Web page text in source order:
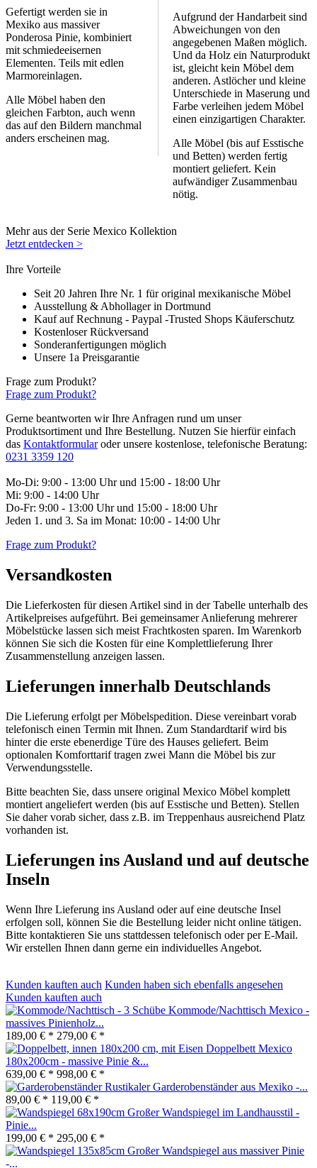
Gefertigt werden sie in
Mexiko aus massiver
Ponderosa Pinie, kombiniert
mit schmiedeeisernen
Elementen. Teils mit edlen
Marmoreinlagen.
Alle Möbel haben den
gleichen Farbton, auch wenn
das auf den Bildern manchmal
anders erscheinen mag.
Aufgrund der Handarbeit sind
Abweichungen von den
angegebenen Maßen möglich.
Und da Holz ein Naturprodukt
ist, gleicht kein Möbel dem
anderen. Astlöcher und kleine
Unterschiede in Maserung und
Farbe verleihen jedem Möbel
einen einzigartigen Charakter.
Alle Möbel (bis auf Esstische
und Betten) werden fertig
montiert geliefert. Kein
aufwändiger Zusammenbau
nötig.
Mehr aus der Serie Mexico Kollektion
Jetzt entdecken >
Ihre Vorteile
Seit 20 Jahren Ihre Nr. 1 für original mexikanische Möbel
Ausstellung & Abhollager in Dortmund
Kauf auf Rechnung - Paypal -Trusted Shops Käuferschutz
Kostenloser Rückversand
Sonderanfertigungen möglich
Unsere 1a Preisgarantie
Frage zum Produkt?
Frage zum Produkt?
Gerne beantworten wir Ihre Anfragen rund um unser
Produktsortiment und Ihre Bestellung. Nutzen Sie hierfür einfach
das Kontaktformularoder unsere kostenlose, telefonische Beratung:
0231 3359 120
Mo-Di: 9:00 - 13:00 Uhr und 15:00 - 18:00 Uhr
Mi: 9:00 - 14:00 Uhr
Do-Fr: 9:00 - 13:00 Uhr und 15:00 - 18:00 Uhr
Jeden 1. und 3. Sa im Monat: 10:00 - 14:00 Uhr
Frage zum Produkt?
Versandkosten
Die Lieferkosten für diesen Artikel sind in der Tabelle unterhalb des
Artikelpreises aufgeführt. Bei gemeinsamer Anlieferung mehrerer
Möbelstücke lassen sich meist Frachtkosten sparen. Im Warenkorb
können Sie sich die Kosten für eine Komplettlieferung Ihrer
Zusammenstellung anzeigen lassen.
Lieferungen innerhalb Deutschlands
Die Lieferung erfolgt per Möbelspedition. Diese vereinbart vorab
telefonisch einen Termin mit Ihnen. Zum Standardtarif wird bis
hinter die erste ebenerdige Türe des Hauses geliefert. Beim
optionalen Komforttarif tragen zwei Mann die Möbel bis zur
Verwendungsstelle.
Bitte beachten Sie, dass unsere original Mexico Möbel komplett
montiert angeliefert werden (bis auf Esstische und Betten). Stellen
Sie daher vorab sicher, dass z.B. im Treppenhaus ausreichend Platz
vorhanden ist.
Lieferungen ins Ausland und auf deutsche
Inseln
Wenn Ihre Lieferung ins Ausland oder auf eine deutsche Insel
erfolgen soll, können Sie die Bestellung leider nicht online tätigen.
Bitte kontaktieren Sie uns stattdessen telefonisch oder per E-Mail.
Wir erstellen Ihnen dann gerne ein individuelles Angebot.
Kunden kauften auch Kunden haben sich ebenfalls angesehen
Kunden kauften auch
Kommode/Nachttisch Mexico -
massives Pinienholz...
189,00 € * 279,00 € *
Doppelbett Mexico
180x200cm - massive Pinie &...
639,00 € * 998,00 € *
Rustikaler Garderobenständer aus Mexiko -...
89,00 € * 119,00 € *
Großer Wandspiegel im Landhausstil -
Pinie...
199,00 € * 295,00 € *
Großer Wandspiegel aus massiver Pinie
-...